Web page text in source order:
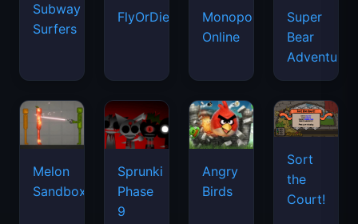
Subway
Surfers
FlyOrDie.io
Monopoly
Online
Super
Bear
Adventure
Melon
Sandbox
Sprunki
Phase
9
Angry
Birds
Sort
the
Court!